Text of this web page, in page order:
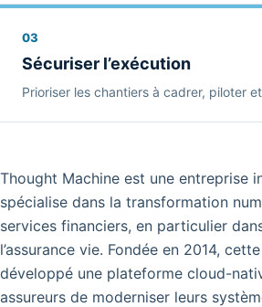
03
Sécuriser l’exécution
Prioriser les chantiers à cadrer, piloter
Thought Machine est une entreprise
spécialise dans la transformation
services financiers, en particulier
l’assurance vie. Fondée en 2014,
développé une plateforme cloud-
assureurs de moderniser leurs